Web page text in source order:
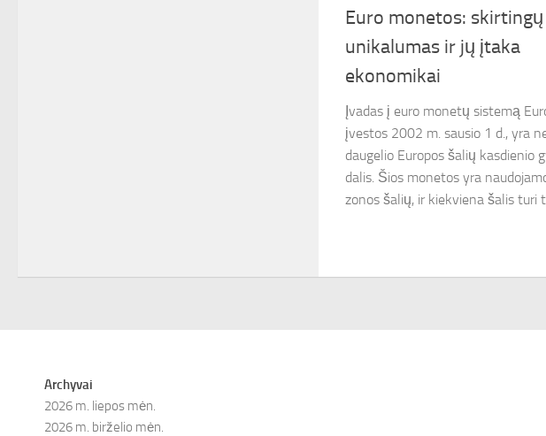
Euro monetos:
unikalumas ir jų įtaka
ekonomikai
Įvadas į euro monetų sistemą
įvestos 2002 m. sausio 1 d., yra
daugelio Europos šalių kasdienio
dalis. Šios monetos yra
zonos šalių, ir kiekviena šalis turi
Archyvai
2026 m. liepos mėn.
2026 m. birželio mėn.